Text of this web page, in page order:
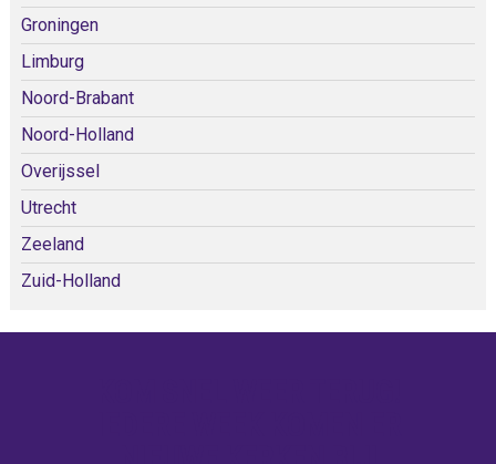
Groningen
Limburg
Noord-Brabant
Noord-Holland
Overijssel
Utrecht
Zeeland
Zuid-Holland